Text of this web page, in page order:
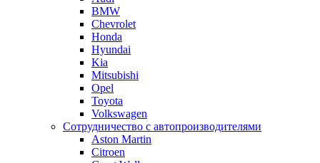
BMW
Chevrolet
Honda
Hyundai
Kia
Mitsubishi
Opel
Toyota
Volkswagen
Сотрудничество с автопроизводителями
Aston Martin
Citroen